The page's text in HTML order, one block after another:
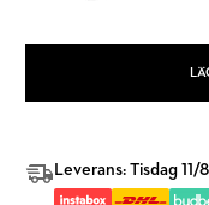
Leverans: Tisdag 11/